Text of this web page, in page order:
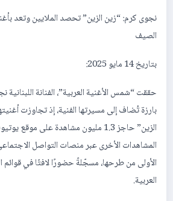
نجوى كرم: “زين الزين” تحصد الملايين وتعد
الصيف
بتاريخ 14 مايو 2025:
حققت “شمس الأغنية العربية”، الفنانة
بارزة تُضاف إلى مسيرتها الفنية، إذ تجاوزت
الزين” حاجز 1.3 مليون مشاهدة على
المشاهدات الأخرى عبر منصات التواصل
الأولى من طرحها، مسجّلةً حضورًا لافتًا في قوائم
العربية.